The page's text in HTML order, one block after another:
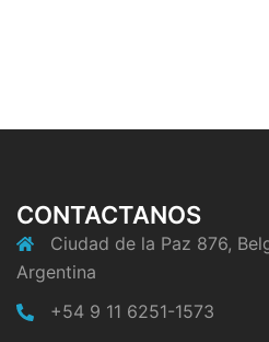
CONTACTANOS
Ciudad de la Paz 876,
Argentina
+54 9 11 6251-1573